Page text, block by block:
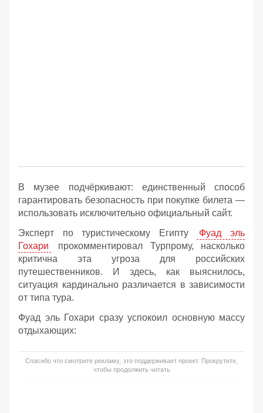
В музее подчёркивают: единственный способ
гарантировать безопасность при покупке билета —
использовать исключительно официальный сайт.
Эксперт по туристическому Египту
Фуад эль
Гохари
прокомментировал Турпрому, насколько
критична эта угроза для российских
путешественников. И здесь, как выяснилось,
ситуация кардинально различается в зависимости
от типа тура.
Фуад эль Гохари сразу успокоил основную массу
отдыхающих:
Спасибо что смотрите рекламу, это поддерживает проект. Прокрутите,
чтобы продолжить читать